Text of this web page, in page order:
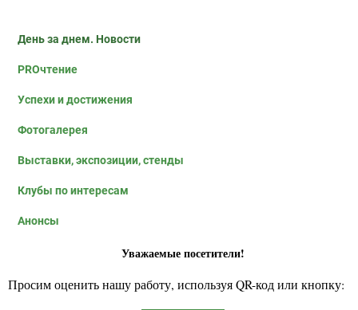
День за днем. Новости
PROчтение
Успехи и достижения
Фотогалерея
Выставки, экспозиции, стенды
Клубы по интересам
Анонсы
Уважаемые посетители!
Просим оценить нашу работу, используя QR-код или кнопку: